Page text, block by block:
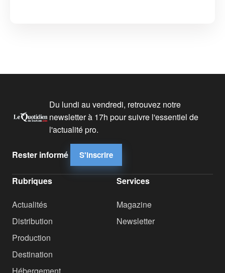
Du lundi au vendredi, retrouvez notre
newsletter à 17h pour suivre l'essentiel de
l'actualité pro.
Rester informé S'inscrire
Rubriques
Actualités
Distribution
Production
Destination
Hébergement
Services
Magazine
Newsletter